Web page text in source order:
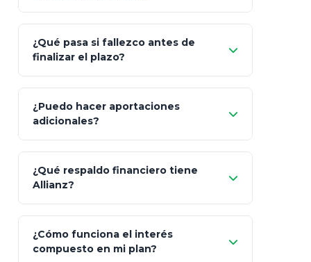
"Switching" (cambio de fondos)
¿Qué pasa si fallezco antes de
finalizar el plazo?
100% a tus
beneficiarios designados
¿Puedo hacer aportaciones
adicionales?
¿Qué respaldo financiero tiene
Allianz?
¿Cómo funciona el interés
compuesto en mi plan?